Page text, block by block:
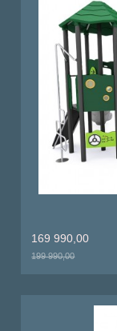
169 990,00
199 990,00